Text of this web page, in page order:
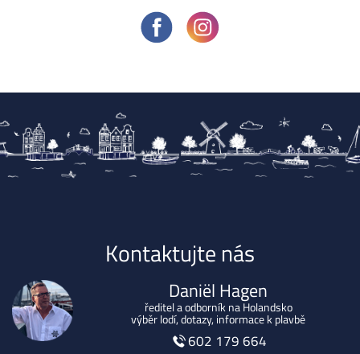
Kontaktujte nás
Daniël Hagen
ředitel a odborník na Holandsko
výběr lodí, dotazy, informace k plavbě
602 179 664